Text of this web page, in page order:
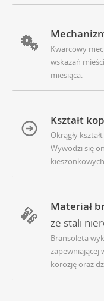
Kwarcowy
wskazań
miesiąca.
Kształt
Okrągły
Wywodzi się
Materiał
ze stali
Bransoleta
zapewniającej
korozję oraz